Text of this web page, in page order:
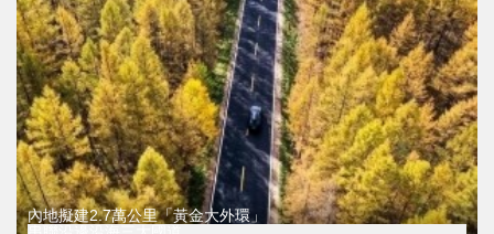
內地擬建2.7萬公里「黃金大外環」